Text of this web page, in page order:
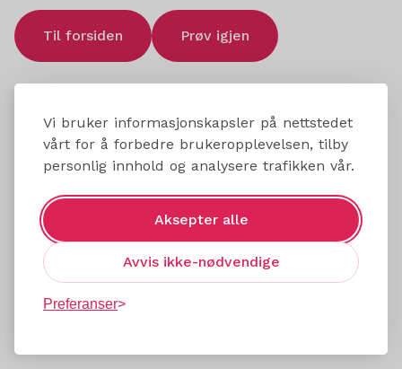
Vi bruker informasjonskapsler på nettstedet
vårt for å forbedre brukeropplevelsen, tilby
personlig innhold og analysere trafikken vår.
Aksepter alle
Avvis ikke-nødvendige
Preferanser
Til forsiden Prøv igjen